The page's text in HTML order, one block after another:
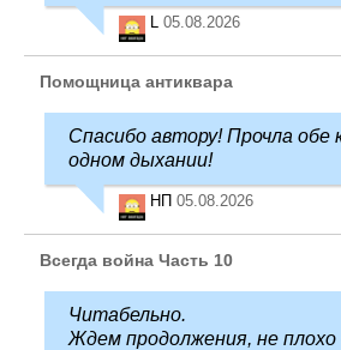
05.08.2026
Помощница антиквара
Спасибо автору! Прочла обе
одном дыхании!
НП 05.08.2026
Всегда война Часть 10
Читабельно.
Ждем продолжения, не